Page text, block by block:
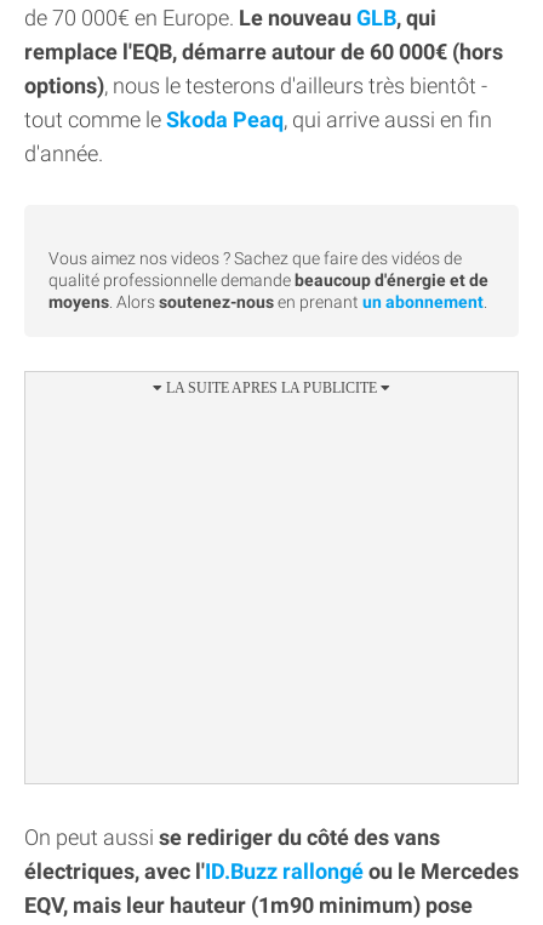
de 70 000€ en Europe. Le nouveau GLB, qui
remplace l'EQB, démarre autour de 60 000€ (hors
options), nous le testerons d'ailleurs très bientôt -
tout comme leSkoda Peaq, qui arrive aussi en fin
d'année.
Vous aimez nos videos ? Sachez que faire des vidéos de
qualité professionnelle demande beaucoup d'énergie et de
moyens. Alorssoutenez-nousen prenant un abonnement.
On peut aussi se rediriger du côté des vans
électriques, avec l'ID.Buzz rallongéou le Mercedes
EQV, mais leur hauteur (1m90 minimum) pose